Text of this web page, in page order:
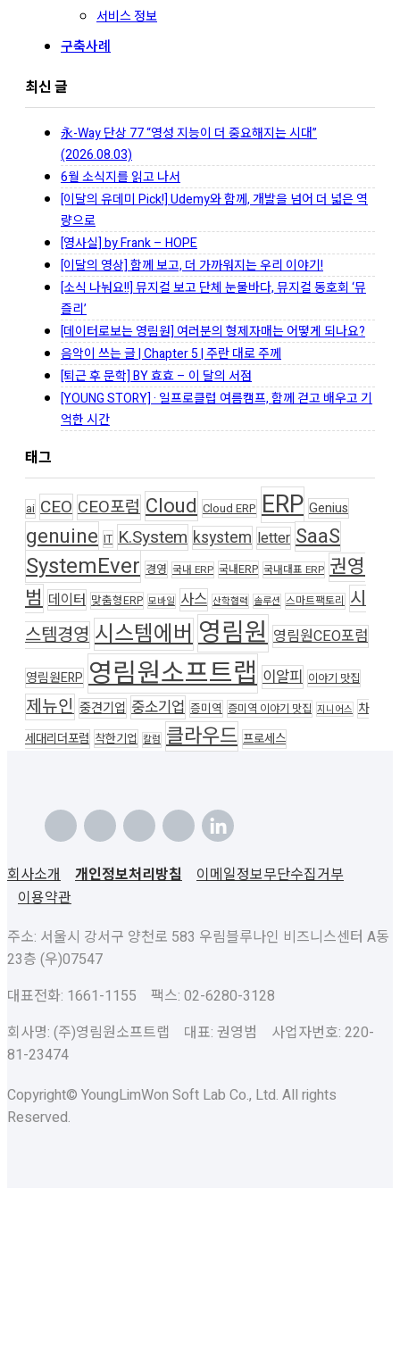
서비스 정보
구축사례
최신 글
永-Way 단상 77 “영성 지능이 더 중요해지는 시대”
(2026.08.03)
6월 소식지를 읽고 나서
[이달의 유데미 Pick!] Udemy와 함께, 개발을 넘어 더 넓은 역
량으로
[영사실] by Frank – HOPE
[이달의 영상] 함께 보고, 더 가까워지는 우리 이야기!
[소식 나눠요!!] 뮤지컬 보고 단체 눈물바다, 뮤지컬 동호회 ‘뮤
즐리’
[데이터로보는 영림원] 여러분의 형제자매는 어떻게 되나요?
음악이 쓰는 글 | Chapter 5 | 주란 대로 주께
[퇴근 후 문학] BY 효효 – 이 달의 서점
[YOUNG STORY] · 일프로클럽 여름캠프, 함께 걷고 배우고 기
억한 시간
태그
ai CEO CEO포럼 Cloud Cloud ERP ERP Genius
genuine IT K.System ksystem letter SaaS
SystemEver 경영 국내 ERP 국내ERP 국내대표 ERP 권영
범 데이터 맞춤형ERP 모바일 사스 산학협력 솔루션 스마트팩토리 시
스템경영 시스템에버영림원 영림원CEO포럼
영림원ERP 영림원소프트랩 이알피 이야기 맛집
제뉴인 중견기업 중소기업 증미역 증미역 이야기 맛집 지니어스 차
세대리더포럼 착한기업 칼럼 클라우드 프로세스
회사소개 개인정보처리방침
이메일정보무단수집거부
이용약관
주소: 서울시 강서구 양천로 583 우림블루나인 비즈니스센터 A동
23층 (우)07547
대표전화: 1661-1155 팩스: 02-6280-3128
회사명: (주)영림원소프트랩 대표: 권영범 사업자번호: 220-
81-23474
Copyright© YoungLimWon Soft Lab Co., Ltd. All rights
Reserved.